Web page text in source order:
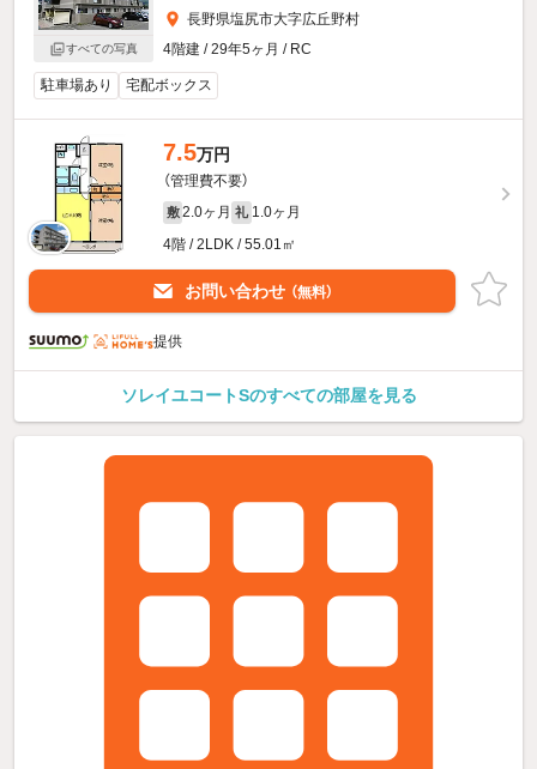
すべての写真
長野県塩尻市大字広丘野村
4階建 / 29年5ヶ月 / RC
駐車場あり 宅配ボックス
7.5万円
（管理費不要）
敷 2.0ヶ月 礼 1.0ヶ月
4階 / 2LDK / 55.01㎡
お問い合わせ （無料）
提供
ソレイユコートSのすべての部屋を見る